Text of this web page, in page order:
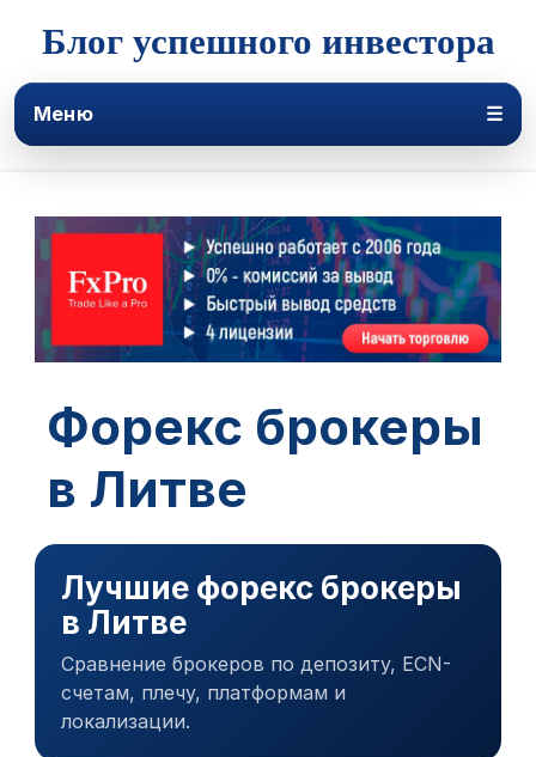
Блог успешного инвестора
Меню ☰
Форекс брокеры
в Литве
Лучшие форекс брокеры
в Литве
Сравнение брокеров по депозиту, ECN-
счетам, плечу, платформам и
локализации.